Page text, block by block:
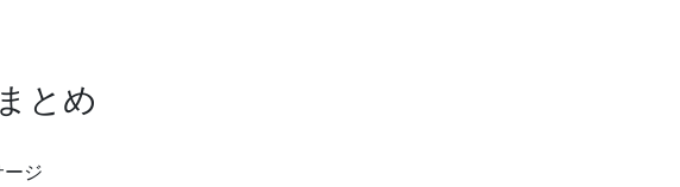
とめ
ジ